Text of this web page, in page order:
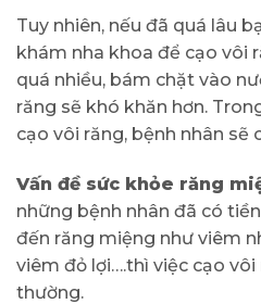
Tuy nhiên, nếu đã quá lâu
khám nha khoa để cạo vôi
quá nhiều, bám chặt vào
răng sẽ khó khăn hơn.
cạo vôi răng, bệnh nhân sẽ
Vấn đề sức khỏe răng
những bệnh nhân đã có
đến răng miệng như viêm
viêm đỏ lợi….thì việc cạo
thường.